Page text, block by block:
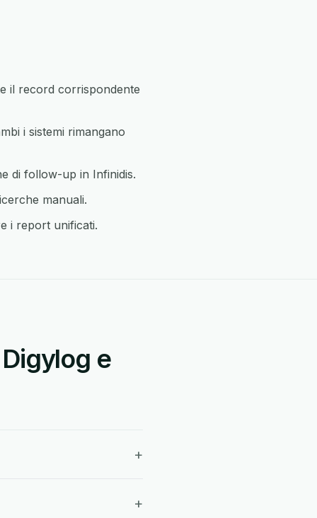
il record corrispondente
i sistemi rimangano
di follow-up in Infinidis.
manuali.
i report unificati.
e
+
+